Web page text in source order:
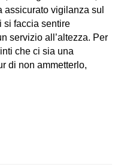
assicurato vigilanza sul
si faccia sentire
servizio all’altezza. Per
che ci sia una
di non ammetterlo,